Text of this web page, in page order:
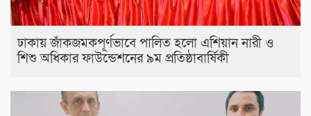
ঢাকায় জাঁকজমকপূর্ণভাবে পালিত হলো এশিয়ান নারী ও
শিশু অধিকার ফাউন্ডেশনের ৯ম প্রতিষ্ঠাবার্ষিকী